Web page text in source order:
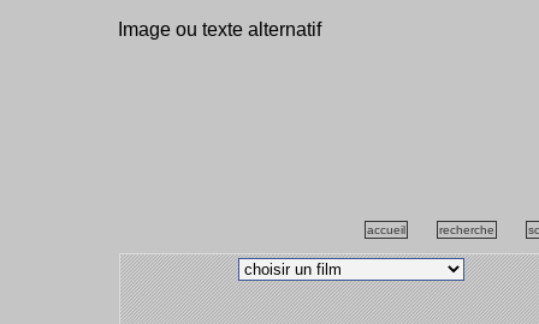
Image ou texte alternatif
accueil recherche